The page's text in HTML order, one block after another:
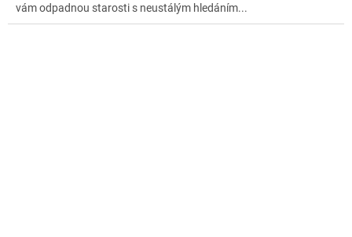
vám odpadnou starosti s neustálým hledáním...